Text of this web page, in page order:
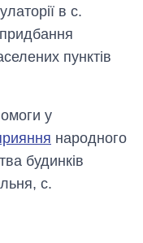
в с.
пунктів
у
народного
будинків
с.
Скільки картоплі
вирощували в
Україні до і під час